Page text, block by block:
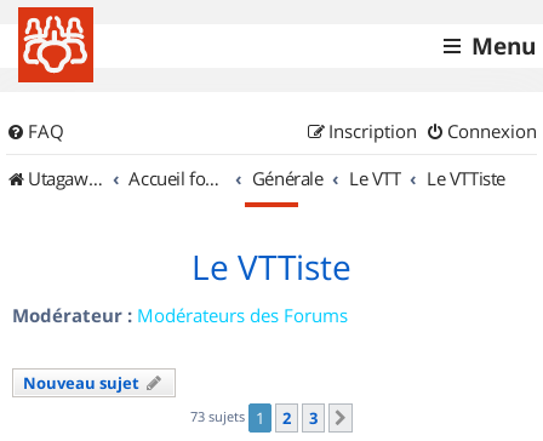
Menu
FAQ Connexion
Inscription
UtagawaVTT (Randos VTT et VTTAE avec traces GPS)
Accueil forum Générale Le VTT Le VTTiste
Le VTTiste
Modérateur : Modérateurs des Forums
Nouveau sujet
73 sujets 1 2 3